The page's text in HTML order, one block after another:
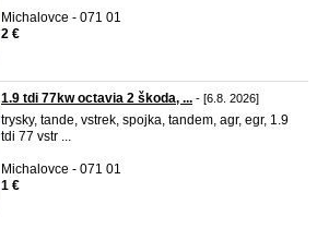
Michalovce - 071 01
2 €
1.9 tdi 77kw octavia 2 škoda, ... - [6.8. 2026]
trysky, tande, vstrek, spojka, tandem, agr, egr, 1.9
tdi 77 vstr ...
Michalovce - 071 01
1 €